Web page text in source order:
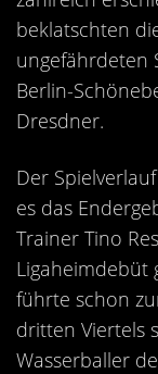
beklatschten
ungefährdeten
Berlin-
Dresdner.
Der
es das
Trainer Tino
Ligaheimdebüt
führte schon
dritten Viertels
Wasserballer